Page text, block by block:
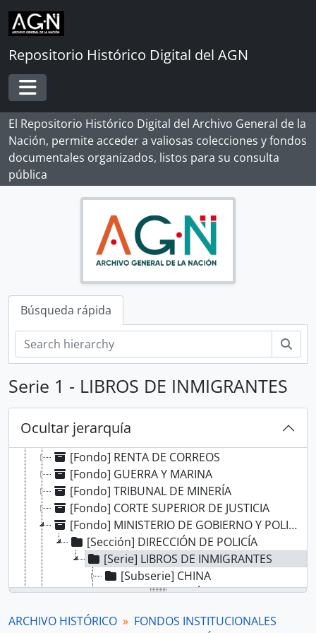
Skip to main content
Repositorio Histórico Digital del AGN
Toggle navigation
El Repositorio Histórico Digital del Archivo General de la
Nación, permite acceder a valiosas colecciones y fondos
documentales organizados, listos para su consulta
pública
Búsqueda rápida
Serie 1 - LIBROS DE INMIGRANTES
Ocultar jerarquía
[Record group] ARCHIVO HISTÓRICO
[Agrupación documental] FONDOS INSTITUCIONALES
[Fondo] CABILDO DE LIMA
[Fondo] REAL AUDIENCIA DE LIMA
[Fondo] RENTA DE CORREOS
[Fondo] GUERRA Y MARINA
[Fondo] TRIBUNAL DE MINERÍA
[Fondo] CORTE SUPERIOR DE JUSTICIA
[Fondo] MINISTERIO DE GOBIERNO Y POLICÍA
[Sección] DIRECCIÓN DE POLICÍA
[Serie] LIBROS DE INMIGRANTES
[Subserie] CHINA
[Subserie] JAPÓN
[Subserie] ESPAÑA
ARCHIVO HISTÓRICO
FONDOS INSTITUCIONALES